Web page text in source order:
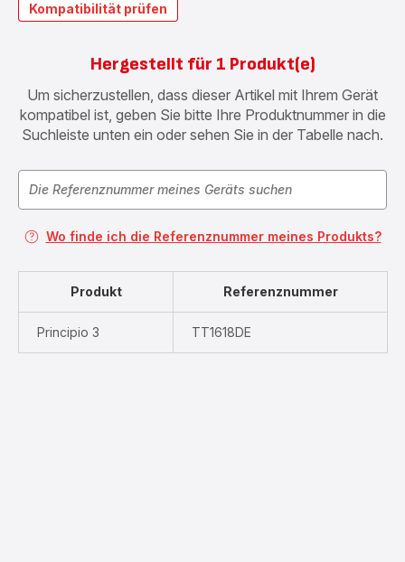
Kompatibilität prüfen
Hergestellt für 1 Produkt(e)
Um sicherzustellen, dass dieser Artikel mit Ihrem Gerät
kompatibel ist, geben Sie bitte Ihre Produktnummer in die
Suchleiste unten ein oder sehen Sie in der Tabelle nach.
Wo finde ich die Referenznummer meines Produkts?
Produkt Referenznummer
Principio 3 TT1618DE